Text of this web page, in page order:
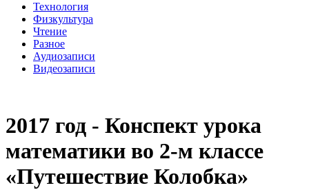
Технология
Физкультура
Чтение
Разное
Аудиозаписи
Видеозаписи
2017 год - Конспект урока
математики во 2-м классе
«Путешествие Колобка»